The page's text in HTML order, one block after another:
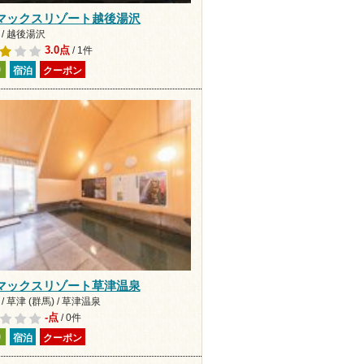
ックスリゾート越後湯沢
越後湯沢
3.0点/ 1件
宿泊 クーポン
ックスリゾート草津温泉
草津 (群馬) / 草津温泉
-点/ 0件
宿泊 クーポン